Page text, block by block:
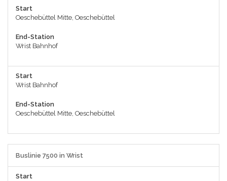
Start
Oeschebüttel Mitte, Oeschebüttel
End-Station
Wrist Bahnhof
Start
Wrist Bahnhof
End-Station
Oeschebüttel Mitte, Oeschebüttel
Buslinie 7500 in Wrist
Start